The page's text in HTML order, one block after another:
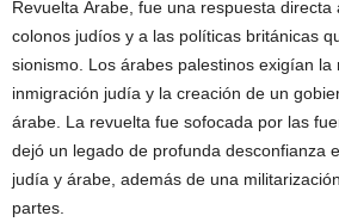
Revuelta Árabe, fue una respuesta
colonos judíos y a las políticas británicas
sionismo. Los árabes palestinos exigían la
inmigración judía y la creación de un
árabe. La revuelta fue sofocada por las
dejó un legado de profunda desconfianza
judía y árabe, además de una
partes.